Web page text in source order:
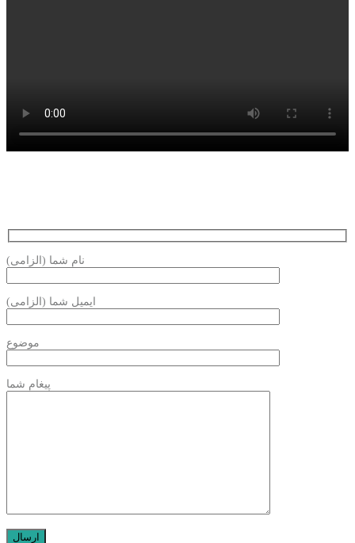
نام شما (الزامی)
ایمیل شما (الزامی)
موضوع
پیغام شما